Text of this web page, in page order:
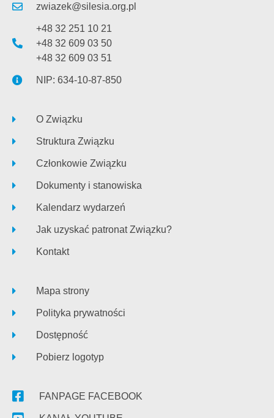
zwiazek@silesia.org.pl
+48 32 251 10 21
+48 32 609 03 50
+48 32 609 03 51
NIP: 634-10-87-850
O Związku
Struktura Związku
Członkowie Związku
Dokumenty i stanowiska
Kalendarz wydarzeń
Jak uzyskać patronat Związku?
Kontakt
Mapa strony
Polityka prywatności
Dostępność
Pobierz logotyp
FANPAGE FACEBOOK